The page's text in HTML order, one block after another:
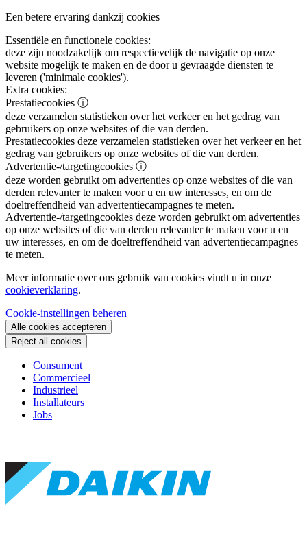
Een betere ervaring dankzij cookies
Essentiële en functionele cookies:
deze zijn noodzakelijk om respectievelijk de navigatie op onze
website mogelijk te maken en de door u gevraagde diensten te
leveren ('minimale cookies').
Extra cookies:
Prestatiecookies ⓘ
deze verzamelen statistieken over het verkeer en het gedrag van
gebruikers op onze websites of die van derden.
Prestatiecookies deze verzamelen statistieken over het verkeer en het
gedrag van gebruikers op onze websites of die van derden.
Advertentie-/targetingcookies ⓘ
deze worden gebruikt om advertenties op onze websites of die van
derden relevanter te maken voor u en uw interesses, en om de
doeltreffendheid van advertentiecampagnes te meten.
Advertentie-/targetingcookies deze worden gebruikt om advertenties
op onze websites of die van derden relevanter te maken voor u en
uw interesses, en om de doeltreffendheid van advertentiecampagnes
te meten.
Meer informatie over ons gebruik van cookies vindt u in onze
cookieverklaring.
Cookie-instellingen beheren
Alle cookies accepteren
Reject all cookies
Consument
Commercieel
Industrieel
Installateurs
Jobs